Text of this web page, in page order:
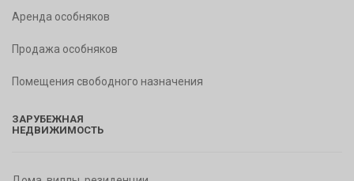
Аренда особняков
Продажа особняков
Помещения свободного назначения
ЗАРУБЕЖНАЯ
НЕДВИЖИМОСТЬ